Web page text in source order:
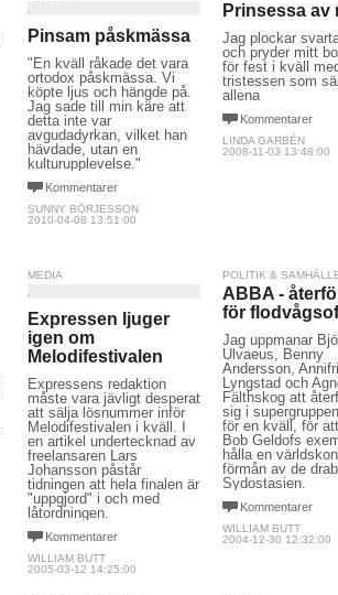
Pinsam påskmässa
"En kväll råkade det vara
ortodox påskmässa. Vi
köpte ljus och hängde på.
Jag sade till min käre att
detta inte var
avgudadyrkan, vilket han
hävdade, utan en
kulturupplevelse."
Kommentarer
SUNNY BÖRJESSON
2010-04-08 13:51:00
Prinsessa av
Jag plockar
och pryder mitt
för fest i kväll
tristessen som
allena
Kommentarer
LINDA GARBÉN
2008-11-03 13:48:00
MEDIA
Expressen ljuger
igen om
Melodifestivalen
Expressens redaktion
måste vara jävligt desperat
att sälja lösnummer inför
Melodifestivalen i kväll. I
en artikel undertecknad av
freelansaren Lars
Johansson påstår
tidningen att hela finalen är
"uppgjord" i och med
låtordningen.
Kommentarer
WILLIAM BUTT
2005-03-12 14:25:00
POLITIK &
ABBA -
för
Jag uppmanar
Ulvaeus, Benny
Andersson,
Lyngstad och
Fälthskog att
sig i
för en kväll, för
Bob Geldofs
hålla en
förmån av de
Sydostasien.
Kommentarer
WILLIAM BUTT
2004-12-30 12:32:00